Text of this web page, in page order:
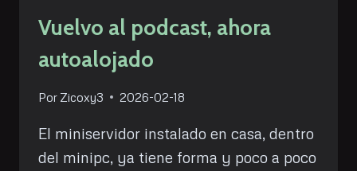
Vuelvo al podcast, ahora
autoalojado
Por Zicoxy3 2026-02-18
El miniservidor instalado en casa, dentro
del minipc, ya tiene forma y poco a poco